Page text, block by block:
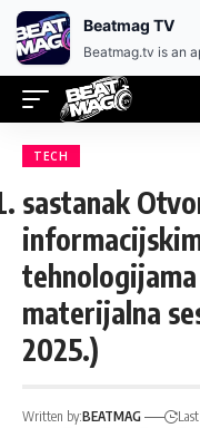
TECH
sastanak
tehnologijama
materijalna
2025.)
Written by:BEATMAG
Beatmag TV